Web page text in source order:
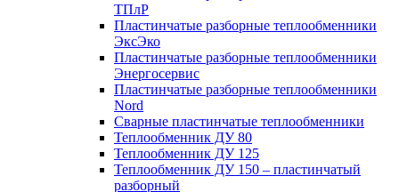
ТПлР
Пластинчатые разборные теплообменники
ЭксЭко
Пластинчатые разборные теплообменники
Энергосервис
Пластинчатые разборные теплообменники
Nord
Сварные пластинчатые теплообменники
Теплообменник ДУ 80
Теплообменник ДУ 125
Теплообменник ДУ 150 – пластинчатый
разборный